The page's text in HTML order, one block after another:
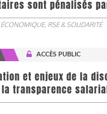
sont pénalisés
ÉCONOMIQUE, RSE & SOLIDARITÉ
ACCÈS PUBLIC
et enjeux de la
transparence